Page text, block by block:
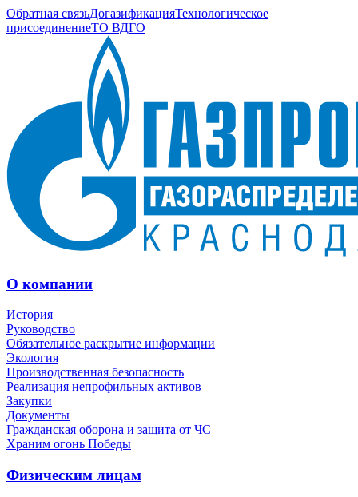
Обратная связьДогазификацияТехнологическое
присоединениеТО ВДГО
О компании
История
Руководство
Обязательное раскрытие информации
Экология
Производственная безопасность
Реализация непрофильных активов
Закупки
Документы
Гражданская оборона и защита от ЧС
Храним огонь Победы
Физическим лицам